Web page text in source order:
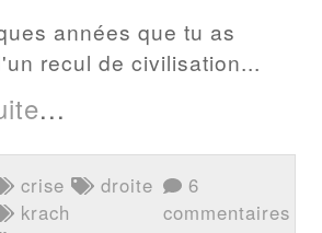
années que tu as
recul de civilisation...
...
crise
droite
krach
6
commentaires